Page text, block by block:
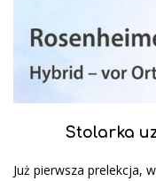
Stolarka
Już pierwsza prelekcja,